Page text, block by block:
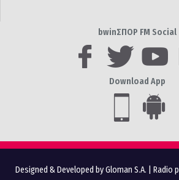
bwinΣΠΟΡ FM Social
Download App
Designed & Developed by Gloman S.A. Radio